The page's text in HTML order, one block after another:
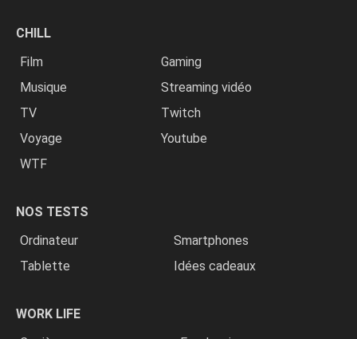
CHILL
Film
Gaming
Musique
Streaming vidéo
TV
Twitch
Voyage
Youtube
WTF
NOS TESTS
Ordinateur
Smartphones
Tablette
Idées cadeaux
WORK LIFE